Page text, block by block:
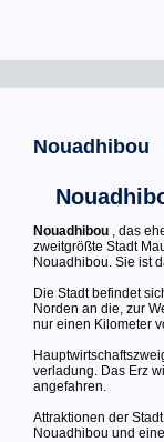
Nouadhibou
Nouadhibou , das
zweitgrößte Stadt
Nouadhibou. Sie ist
Die Stadt befindet
Norden an die, zur
nur einen Kilometer
verladung. Das Erz
angefahren.
Attraktionen der
Nouadhibou und